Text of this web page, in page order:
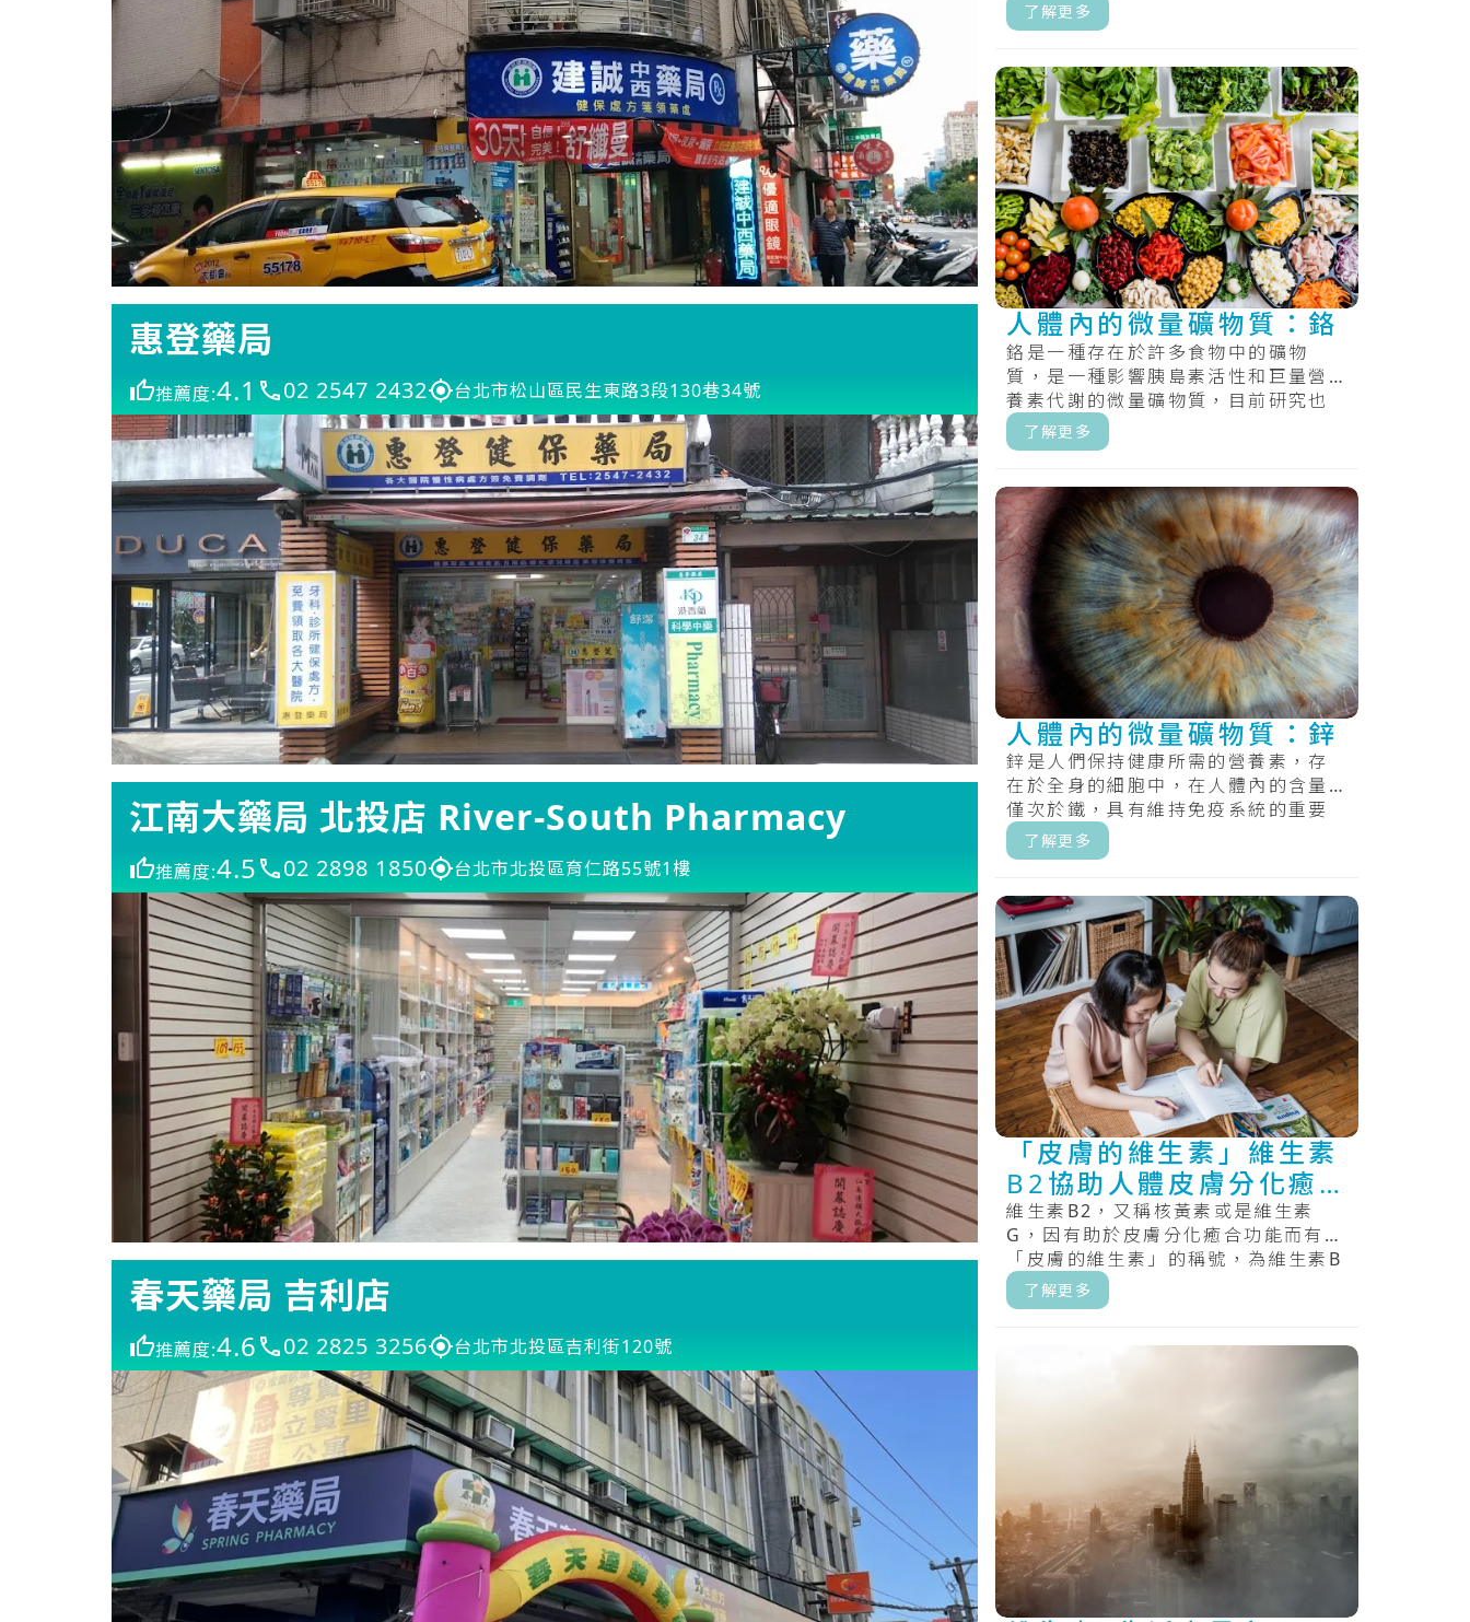
惠登藥局
推薦度:4.1 02 2547 2432 台北市松山區民生東路3段130巷34號
江南大藥局 北投店 River-South Pharmacy
推薦度:4.5 02 2898 1850 台北市北投區育仁路55號1樓
春天藥局 吉利店
推薦度:4.6 02 2825 3256 台北市北投區吉利街120號
了解更多
人體內的微量礦物質：鉻
鉻是一種存在於許多食物中的礦物
質，是一種影響胰島素活性和巨量營
養素代謝的微量礦物質，目前研究也
發現鉻有助於您利用碳水化合物、脂
肪和蛋白質.....
了解更多
人體內的微量礦物質：鋅
鋅是人們保持健康所需的營養素，存
在於全身的細胞中，在人體內的含量
僅次於鐵，具有維持免疫系統的重要
性。.....
了解更多
「皮膚的維生素」維生素
B2協助人體皮膚分化癒
合
維生素B2，又稱核黃素或是維生素
G，因有助於皮膚分化癒合功能而有
「皮膚的維生素」的稱號，為維生素B
群中的一員。維生素B2屬於一種水溶
性維.....
了解更多